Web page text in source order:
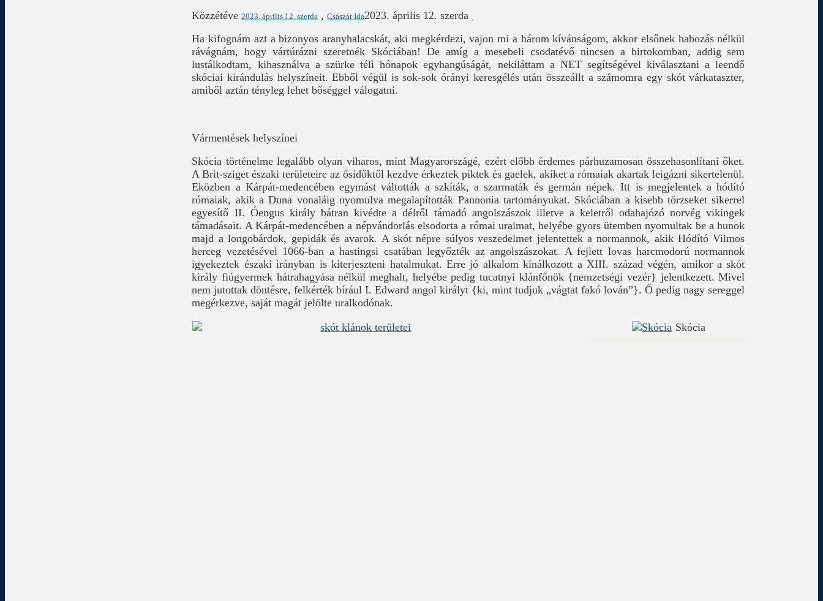
Közzétéve2023. április 12. szerda ,Császár Ida2023. április 12. szerda
Ha kifognám azt a bizonyos aranyhalacskát, aki megkérdezi, vajon mi a három kívánságom, akkor elsőnek habozás nélkül
rávágnám, hogy vártúrázni szeretnék Skóciában! De amíg a mesebeli csodatévő nincsen a birtokomban, addig sem
lustálkodtam, kihasználva a szürke téli hónapok egyhangúságát, nekiláttam a NET segítségével kiválasztani a leendő
skóciai kirándulás helyszíneit. Ebből végül is sok-sok órányi keresgélés után összeállt a számomra egy skót várkataszter,
amiből aztán tényleg lehet bőséggel válogatni.
Vármentések helyszínei
Skócia történelme legalább olyan viharos, mint Magyarországé, ezért előbb érdemes párhuzamosan összehasonlítani őket.
A Brit-sziget északi területeire az ősidőktől kezdve érkeztek piktek és gaelek, akiket a rómaiak akartak leigázni sikertelenül.
Eközben a Kárpát-medencében egymást váltották a szkíták, a szarmaták és germán népek. Itt is megjelentek a hódító
rómaiak, akik a Duna vonaláig nyomulva megalapították Pannonia tartományukat. Skóciában a kisebb törzseket sikerrel
egyesítő II. Óengus király bátran kivédte a délről támadó angolszászok illetve a keletről odahajózó norvég vikingek
támadásait. A Kárpát-medencében a népvándorlás elsodorta a római uralmat, helyébe gyors ütemben nyomultak be a hunok
majd a longobárdok, gepidák és avarok. A skót népre súlyos veszedelmet jelentettek a normannok, akik Hódító Vilmos
herceg vezetésével 1066-ban a hastingsi csatában legyőzték az angolszászokat. A fejlett lovas harcmodorú normannok
igyekeztek északi irányban is kiterjeszteni hatalmukat. Erre jó alkalom kínálkozott a XIII. század végén, amikor a skót
király fiúgyermek hátrahagyása nélkül meghalt, helyébe pedig tucatnyi klánfőnök {nemzetségi vezér} jelentkezett. Mivel
nem jutottak döntésre, felkérték bírául I. Edward angol királyt {ki, mint tudjuk „vágtat fakó lován”}. Ő pedig nagy sereggel
megérkezve, saját magát jelölte uralkodónak.
Skócia